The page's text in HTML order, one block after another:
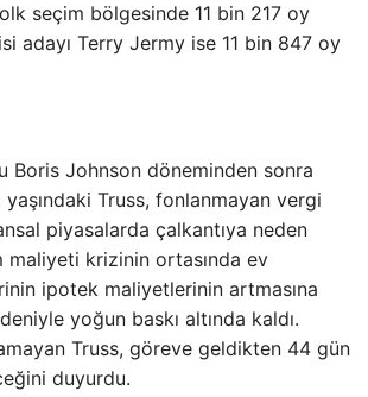
seçim bölgesinde 11 bin 217 oy
adayı Terry Jermy ise 11 bin 847 oy
Boris Johnson döneminden sonra
Truss, fonlanmayan vergi
piyasalarda çalkantıya neden
maliyeti krizinin ortasında ev
ipotek maliyetlerinin artmasına
yoğun baskı altında kaldı.
Truss, göreve geldikten 44 gün
duyurdu.